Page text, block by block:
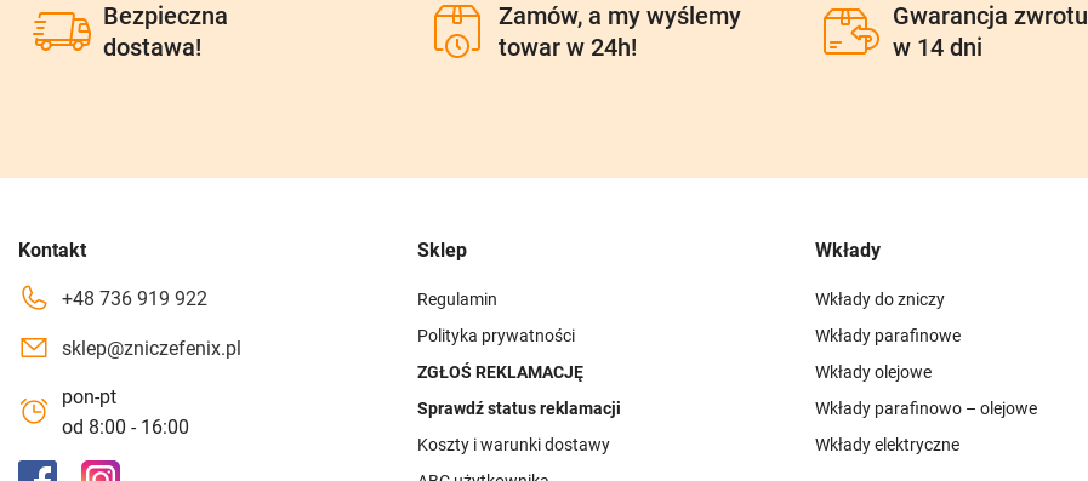
Bezpieczna
dostawa!
Zamów, a my wyślemy
towar w 24h!
Gwarancja zwrotu
w 14 dni
Kontakt
+48 736 919 922
sklep@zniczefenix.pl
pon-pt
od 8:00 - 16:00
Sklep
Regulamin
Polityka prywatności
ZGŁOŚ REKLAMACJĘ
Sprawdź status reklamacji
Koszty i warunki dostawy
Wkłady
Wkłady do zniczy
Wkłady parafinowe
Wkłady olejowe
Wkłady parafinowo – olejowe
Wkłady elektryczne